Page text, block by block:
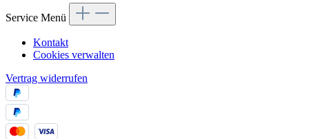
Service Menü
Kontakt
Cookies verwalten
Vertrag widerrufen